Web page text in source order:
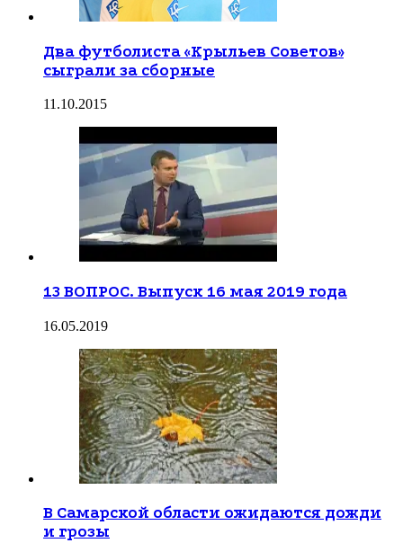
Два футболиста «Крыльев Советов»
сыграли за сборные
11.10.2015
13 ВОПРОС. Выпуск 16 мая 2019 года
16.05.2019
В Самарской области ожидаются дожди
и грозы